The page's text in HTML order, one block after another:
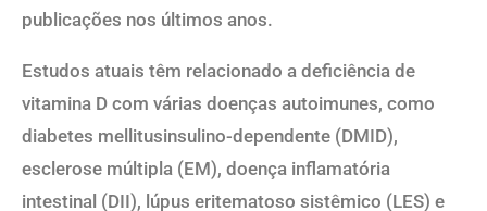
publicações nos últimos anos.
Estudos atuais têm relacionado a deficiência de
vitamina D com várias doenças autoimunes, como
diabetes mellitusinsulino-dependente (DMID),
esclerose múltipla (EM), doença inflamatória
intestinal (DII), lúpus eritematoso sistêmico (LES) e